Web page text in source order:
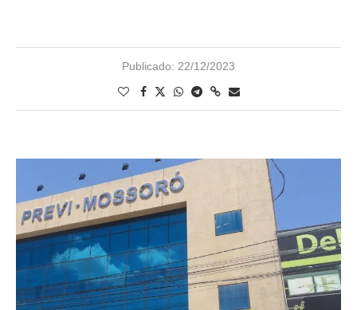
Publicado: 22/12/2023